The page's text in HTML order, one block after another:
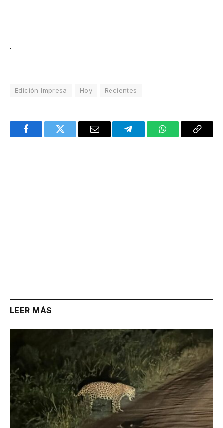
.
Edición Impresa Hoy Recientes
FacebookTwitter Email TelegramWhatsAppCopy
LEER MÁS